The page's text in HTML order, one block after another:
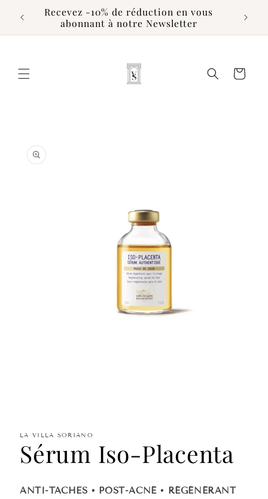
passer
contenu
Recevez -10% de réduction en vous
abonnant à notre Newsletter
Panier
informations
produits
une
fenêtre
modale
LA VILLA SORIANO
Sérum Iso-Placenta
ANTI-TACHES • POST-ACNÉ • RÉGÉNÉRANT